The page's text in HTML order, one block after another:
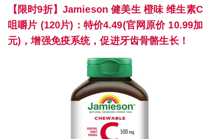
【限时9折】Jamieson 健美生 橙味 维生素C
咀嚼片 (120片)：特价4.49(官网原价 10.99加
元)，增强免疫系统，促进牙齿骨骼生长！